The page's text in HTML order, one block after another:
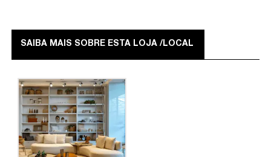
SAIBA MAIS SOBRE ESTA LOJA /LOCAL